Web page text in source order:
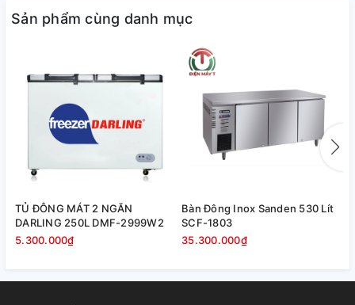
Sản phẩm cùng danh mục
TỦ ĐÔNG MÁT 2 NGĂN
DARLING 250L DMF-2999W2
5.300.000₫
Bàn Đông Inox Sanden 530 Lít
SCF-1803
35.300.000₫